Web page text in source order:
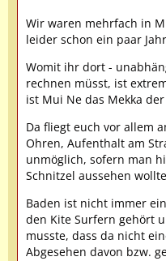
Wir waren mehrfach in
leider schon ein paar
Womit ihr dort -
rechnen müsst, ist
ist Mui Ne das Mekka
Da fliegt euch vor allem
Ohren, Aufenthalt am
unmöglich, sofern man
Schnitzel aussehen
Baden ist nicht immer
den Kite Surfern gehört
musste, dass da nicht
Abgesehen davon bzw.